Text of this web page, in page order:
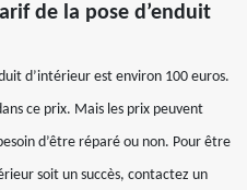
de la pose d’enduit
d’intérieur est environ 100 euros.
ce prix. Mais les prix peuvent
d’être réparé ou non. Pour être
soit un succès, contactez un